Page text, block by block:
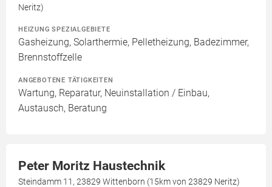
Neritz)
HEIZUNG SPEZIALGEBIETE
Gasheizung, Solarthermie, Pelletheizung, Badezimmer,
Brennstoffzelle
ANGEBOTENE TÄTIGKEITEN
Wartung, Reparatur, Neuinstallation / Einbau,
Austausch, Beratung
Peter Moritz Haustechnik
Steindamm 11, 23829 Wittenborn (15km von 23829 Neritz)